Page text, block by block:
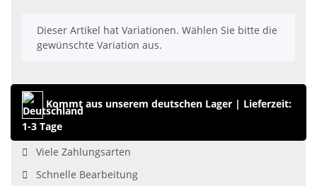
x
Dieser Artikel hat Variationen. Wählen Sie bitte die
gewünschte Variation aus.
Kommt aus unserem deutschen Lager | Lieferzeit:
1-3 Tage
Viele Zahlungsarten
Schnelle Bearbeitung